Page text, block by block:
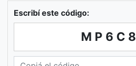
Escribí este código:
MP6C8